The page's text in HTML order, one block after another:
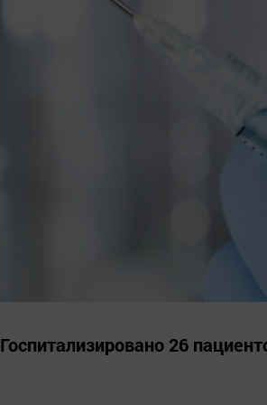
Госпитализировано 26